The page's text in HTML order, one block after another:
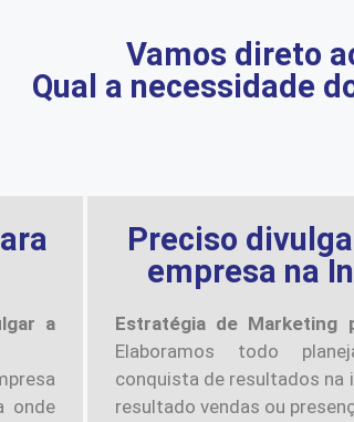
Vamos direto
Qual a necessidade
a
onde
Preciso
empresa na
Estratégia de Marketing
Elaboramos todo
conquista de resultados na
resultado vendas ou